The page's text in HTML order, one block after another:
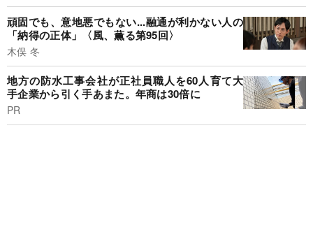
頑固でも、意地悪でもない...融通が利かない人の
「納得の正体」〈風、薫る第95回〉
木俣 冬
地方の防水工事会社が正社員職人を60人育て大
手企業から引く手あまた。年商は30倍に
PR